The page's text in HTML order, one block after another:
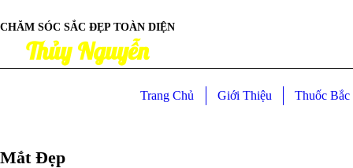
CHĂM SÓC SẮC ĐẸP TOÀN DIỆN
Thủy Nguyễn
Trang Chủ Giới Thiệu Thuốc
Mắt Đẹp